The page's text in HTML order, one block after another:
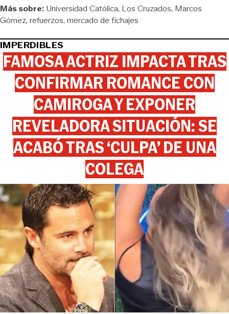
Más sobre: Universidad Católica Los Cruzados Marcos
Gómez refuerzos mercado de fichajes
IMPERDIBLES
FAMOSA ACTRIZ IMPACTA TRAS
CONFIRMAR ROMANCE CON
CAMIROGA Y EXPONER
REVELADORA SITUACIÓN: SE
ACABÓ TRAS ‘CULPA’ DE UNA
COLEGA